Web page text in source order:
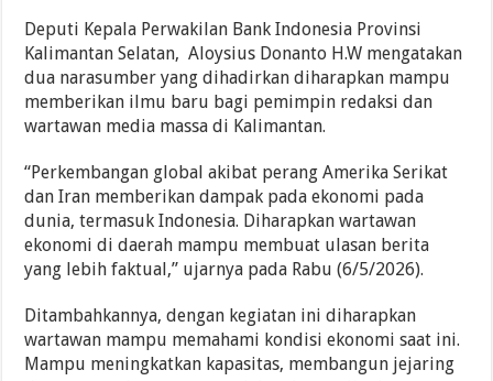
Deputi Kepala Perwakilan Bank Indonesia Provinsi
Kalimantan Selatan, Aloysius Donanto H.W mengatakan
dua narasumber yang dihadirkan diharapkan mampu
memberikan ilmu baru bagi pemimpin redaksi dan
wartawan media massa di Kalimantan.
“Perkembangan global akibat perang Amerika Serikat
dan Iran memberikan dampak pada ekonomi pada
dunia, termasuk Indonesia. Diharapkan wartawan
ekonomi di daerah mampu membuat ulasan berita
yang lebih faktual,” ujarnya pada Rabu (6/5/2026).
Ditambahkannya, dengan kegiatan ini diharapkan
wartawan mampu memahami kondisi ekonomi saat ini.
Mampu meningkatkan kapasitas, membangun jejaring